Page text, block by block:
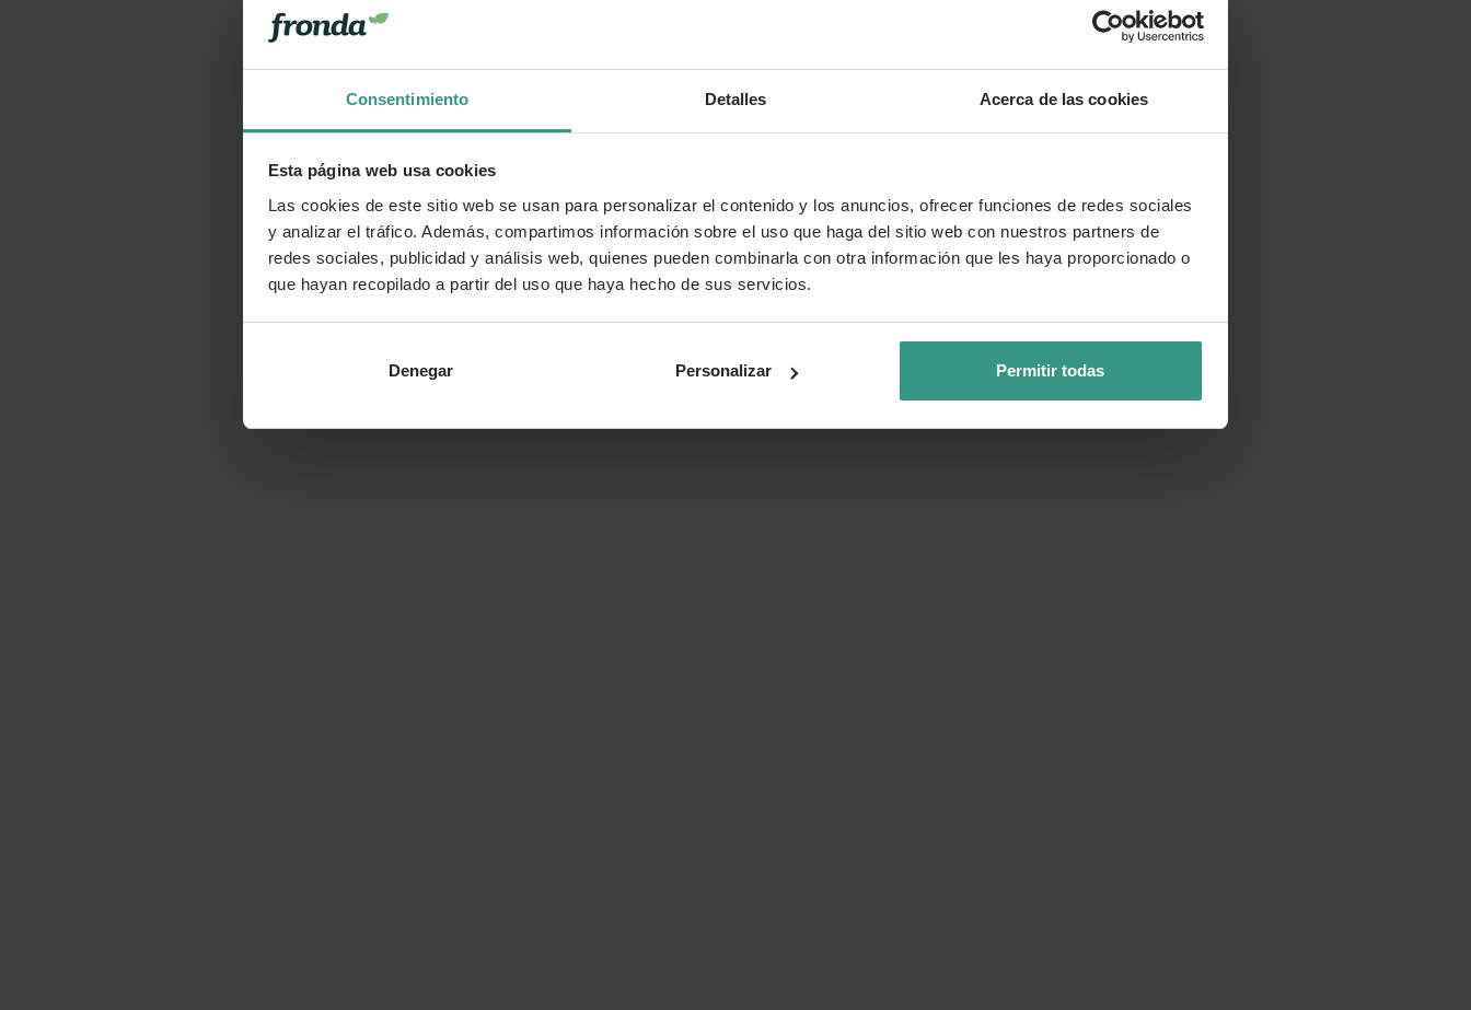
Consentimiento Detalles Acerca de las cookies
Esta página web usa cookies
Las cookies de este sitio web se usan para personalizar el contenido y los anuncios, ofrecer funciones de redes sociales
y analizar el tráfico. Además, compartimos información sobre el uso que haga del sitio web con nuestros partners de
redes sociales, publicidad y análisis web, quienes pueden combinarla con otra información que les haya proporcionado o
que hayan recopilado a partir del uso que haya hecho de sus servicios.
Denegar Personalizar Permitir todas